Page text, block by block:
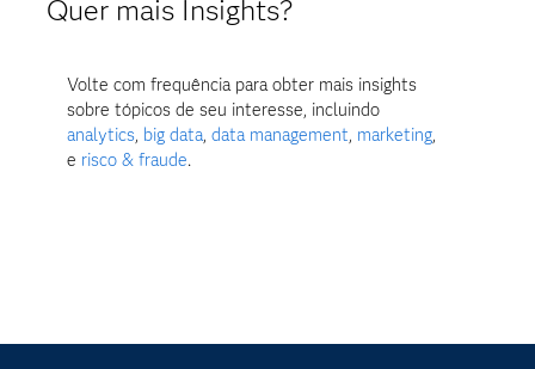
Quer mais Insights?
Volte com frequência para obter mais insights
sobre tópicos de seu interesse, incluindo
analytics, big data,data management, marketing,
e risco & fraude.